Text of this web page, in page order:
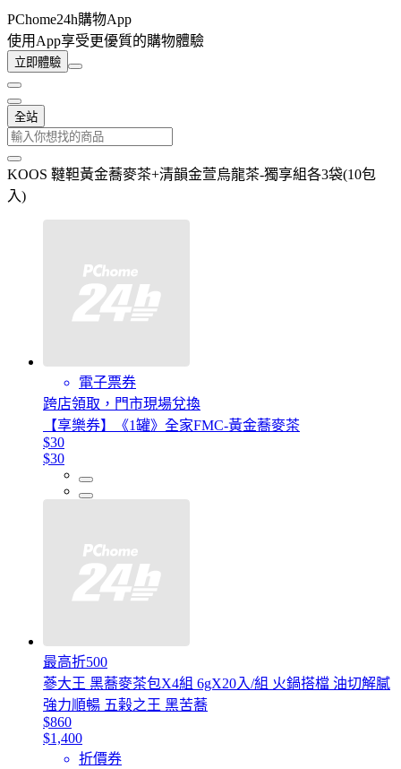
PChome24h購物App
使用App享受更優質的購物體驗
立即體驗
全站
KOOS 韃靼黃金蕎麥茶+清韻金萱烏龍茶-獨享組各3袋(10包
入)
電子票券
跨店領取，門市現場兌換
【享樂券】《1罐》全家FMC-黃金蕎麥茶
$30
$30
最高折500
蔘大王 黑蕎麥茶包X4組 6gX20入/組 火鍋搭檔 油切解膩
強力順暢 五榖之王 黑苦蕎
$860
$1,400
折價券